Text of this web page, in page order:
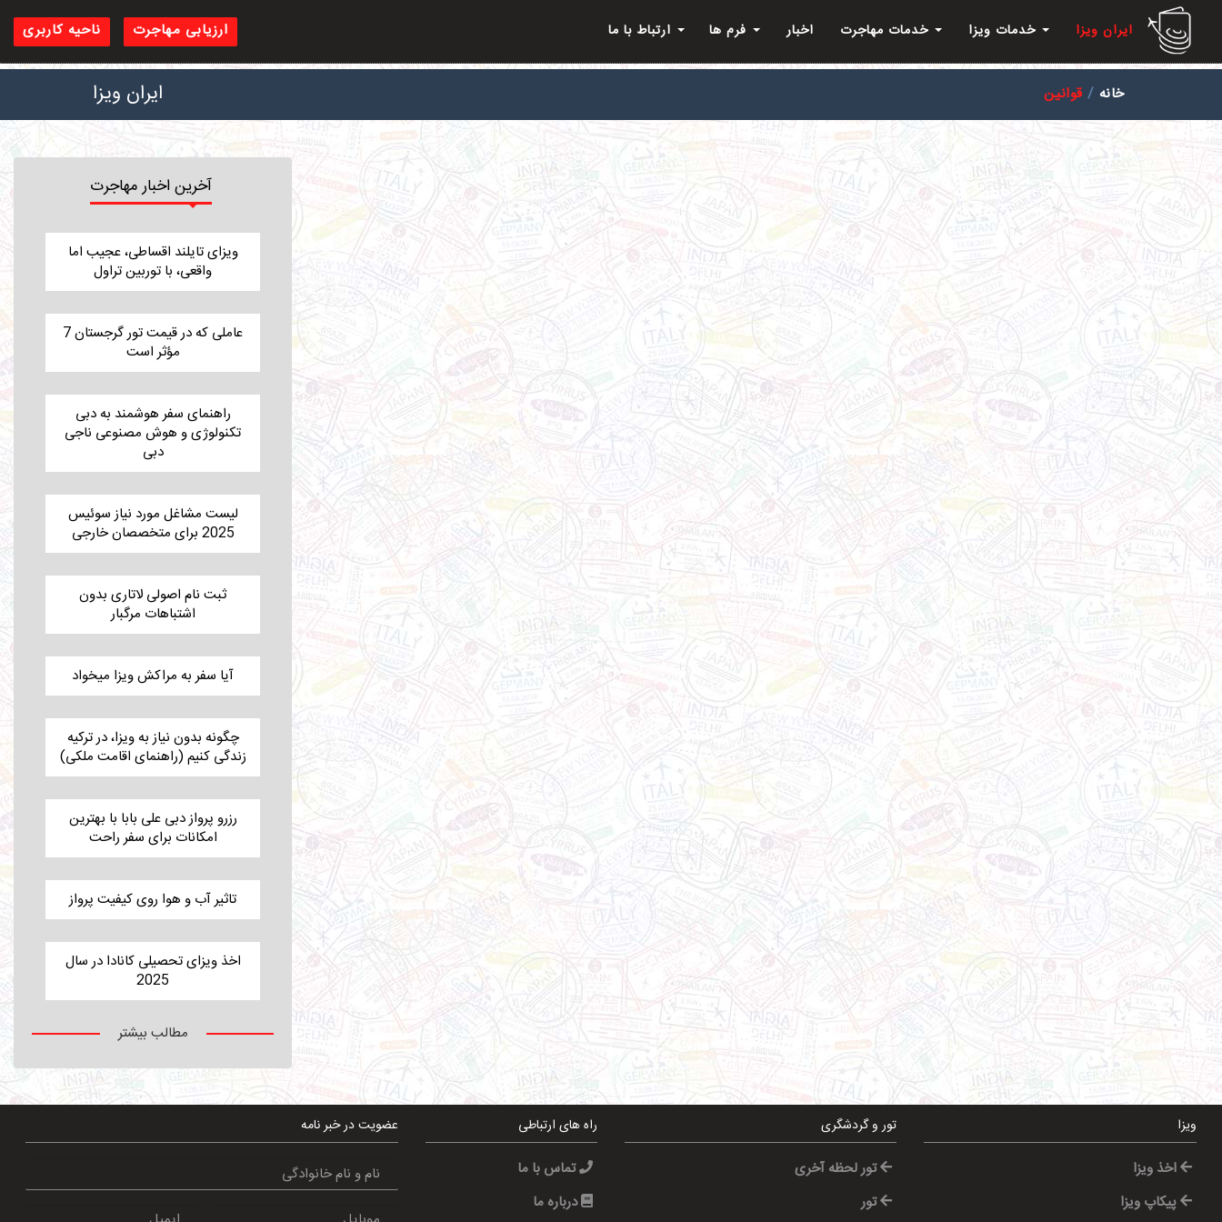
ناحیه کاربری ارزیابی مهاجرت ایران ویزا اخبار
ایران ویزا قوانین خانه
آخرین اخبار مهاجرت
ویزای تایلند اقساطی، عجیب اما
واقعی، با توربین تراول
7 عاملی که در قیمت تور گرجستان
مؤثر است
راهنمای سفر هوشمند به دبی
تکنولوژی و هوش مصنوعی ناجی
دبی
لیست مشاغل مورد نیاز سوئیس
2025 برای متخصصان خارجی
ثبت نام اصولی لاتاری بدون
اشتباهات مرگبار
آیا سفر به مراکش ویزا میخواد
چگونه بدون نیاز به ویزا، در ترکیه
زندگی کنیم (راهنمای اقامت ملکی)
رزرو پرواز دبی علی بابا با بهترین
امکانات برای سفر راحت
تاثیر آب و هوا روی کیفیت پرواز
اخذ ویزای تحصیلی کانادا در سال
2025
مطالب بیشتر
ویزا
اخذ ویزا
پیکاپ ویزا
تور و گردشگری
تور لحظه آخری
تور
راه های ارتباطی
تماس با ما
درباره ما
عضویت در خبر نامه